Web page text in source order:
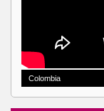
Colombia